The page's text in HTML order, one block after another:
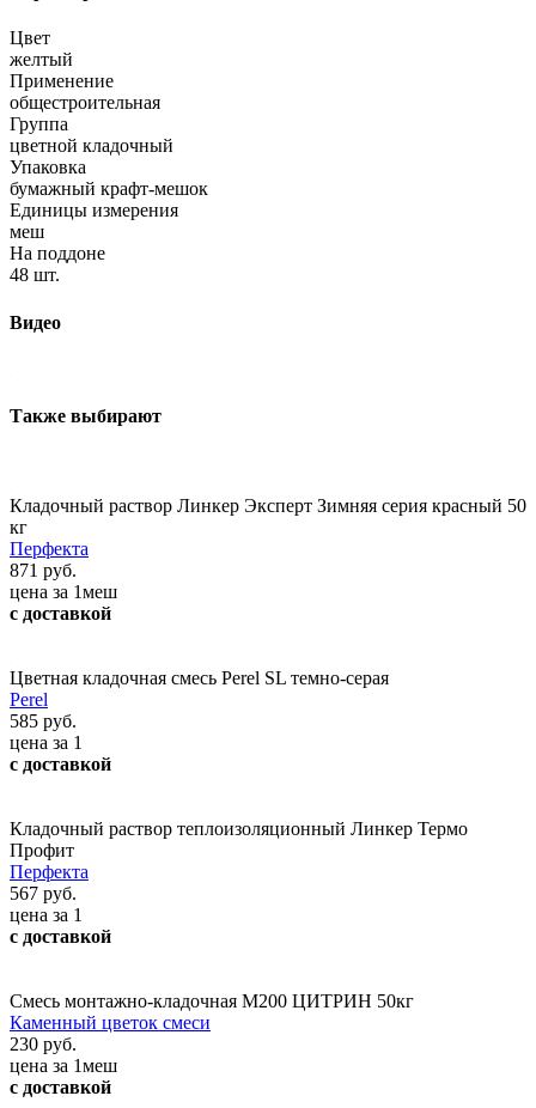
Цвет
желтый
Применение
общестроительная
Группа
цветной кладочный
Упаковка
бумажный крафт-мешок
Единицы измерения
меш
На поддоне
48 шт.
Видео
Также выбирают
Кладочный раствор Линкер Эксперт Зимняя серия красный 50
кг
Перфекта
871 руб.
цена за 1меш
с доставкой
Цветная кладочная смесь Perel SL темно-серая
Perel
585 руб.
цена за 1
с доставкой
Кладочный раствор теплоизоляционный Линкер Термо
Профит
Перфекта
567 руб.
цена за 1
с доставкой
Смесь монтажно-кладочная М200 ЦИТРИН 50кг
Каменный цветок смеси
230 руб.
цена за 1меш
с доставкой